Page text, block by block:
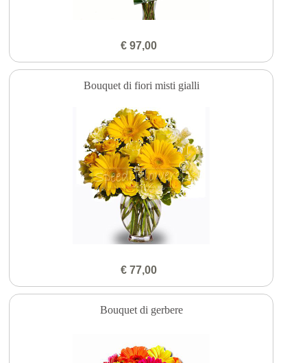
€ 97,00
Bouquet di fiori misti gialli
€ 77,00
Bouquet di gerbere